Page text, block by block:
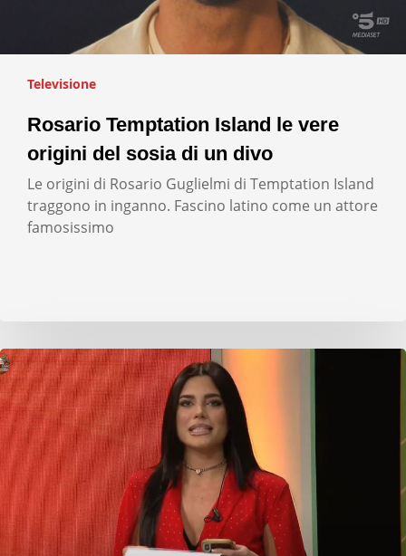
Televisione
Rosario Temptation Island le vere
origini del sosia di un divo
Le origini di Rosario Guglielmi di Temptation Island
traggono in inganno. Fascino latino come un attore
famosissimo